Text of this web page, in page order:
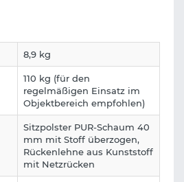
8,9 kg
110 kg (für den
regelmäßigen Einsatz im
Objektbereich empfohlen)
Sitzpolster PUR-Schaum 40
mm mit Stoff überzogen,
Rückenlehne aus Kunststoff
mit Netzrücken